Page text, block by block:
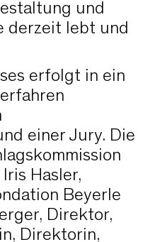
und
derzeit lebt und
erfolgt in ein
einer Jury. Die
Hasler,
Beyerle
Direktor,
Direktorin,